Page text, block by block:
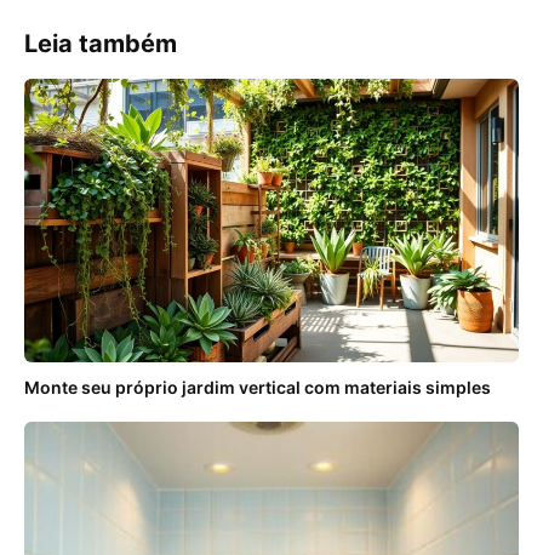
Leia também
Monte seu próprio jardim vertical com materiais simples